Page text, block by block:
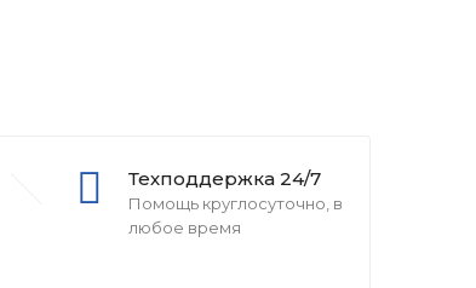
Техподдержка 24/7
Помощь круглосуточно, в
любое время